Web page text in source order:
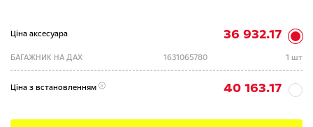
Ціна аксесуара 36 932.17
БАГАЖНИК НА ДАХ 1631065780 1 шт
Ціна з встановленням 40 163.17